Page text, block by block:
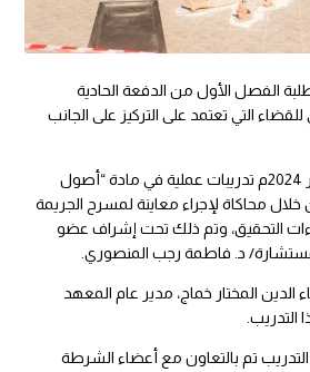
الفصل الأول من الدفعة الحادية
التي تعتمد على التركيز على الجانب
أجريت اليوم الاثنين 5 فبراير 2024م تدريبات عملية في مادة “أصول
خلال محاكاة لإجراء معاينة لمسرح الجريمة
التحقيق، وتم ذلك تحت إشراف عضو
د. فاطمة رجب المنصوري.
الدين المختار خماج، مدير عام المعهد
التدريب.
تم بالتعاون مع أعضاء الشرطة